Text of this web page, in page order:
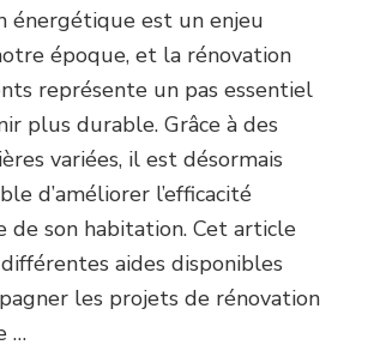
énergétique est un enjeu
époque, et la rénovation
représente un pas essentiel
plus durable. Grâce à des
variées, il est désormais
d’améliorer l’efficacité
de son habitation. Cet article
aides disponibles
les projets de rénovation
…